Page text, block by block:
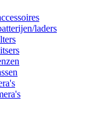
laders